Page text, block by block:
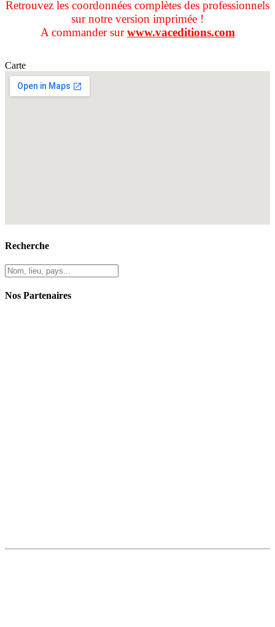
Retrouvez les coordonnées complètes des professionnels
sur notre version imprimée !
A commander surwww.vaceditions.com
Carte
Recherche
Nos Partenaires